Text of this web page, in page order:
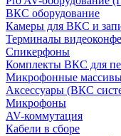
ВКС оборудование
Камеры для ВКС и
Терминалы
Спикерфоны
Комплекты ВКС для
Микрофонные
Аксессуары (ВКС
Микрофоны
AV-коммутация
Кабели в сборе